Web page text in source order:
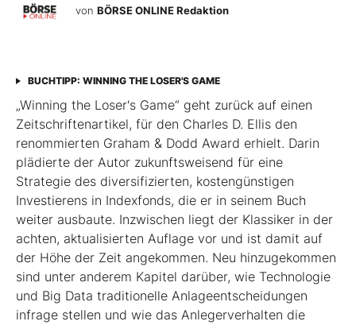
von BÖRSE ONLINE Redaktion
BUCHTIPP: WINNING THE LOSER'S GAME
„Winning the Loser's Game“ geht zurück auf einen
Zeitschriftenartikel, für den Charles D. Ellis den
renommierten Graham & Dodd Award erhielt. Darin
plädierte der Autor zukunftsweisend für eine
Strategie des diversifizierten, kostengünstigen
Investierens in Indexfonds, die er in seinem Buch
weiter ausbaute. Inzwischen liegt der Klassiker in der
achten, aktualisierten Auflage vor und ist damit auf
der Höhe der Zeit angekommen. Neu hinzugekommen
sind unter anderem Kapitel darüber, wie Technologie
und Big Data traditionelle Anlageentscheidungen
infrage stellen und wie das Anlegerverhalten die